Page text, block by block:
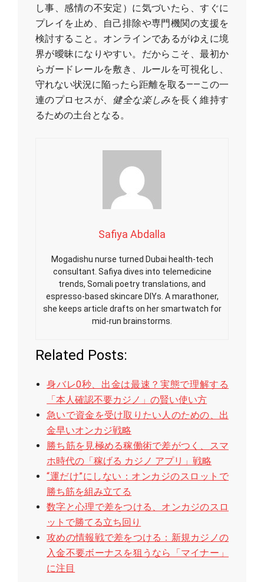
し事、感情の不安定）に気づいたら、すぐに
プレイを止め、自己排除や専門機関の支援を
検討すること。オンラインであるがゆえに境
界が曖昧になりやすい。だからこそ、最初か
らガードレールを敷き、ルールを可視化し、
守れない状況に陥ったら距離を取る——この一
連のプロセスが、 健全な楽しみを長く維持す
るための土台となる。
Safiya Abdalla
Mogadishu nurse turned Dubai health-tech
consultant. Safiya dives into telemedicine
trends, Somali poetry translations, and
espresso-based skincare DIYs. A marathoner,
she keeps article drafts on her smartwatch for
mid-run brainstorms.
Related Posts:
身バレ0秒、出金は最速？実態で理解する
「本人確認不要カジノ」の賢い使い方
急いで資金を受け取りたい人のための、出
金早いオンカジ戦略
勝ち筋を見極める稼働術で差がつく、スマ
ホ時代の「稼げる カジノ アプリ」戦略
“運だけ”にしない：オンカジのスロットで
勝ち筋を組み立てる
数字と心理で差をつける、オンカジのスロ
ットで勝てる立ち回り
攻めの情報戦で差をつける：新規カジノの
入金不要ボーナスを狙うなら「マイナー」
に注目